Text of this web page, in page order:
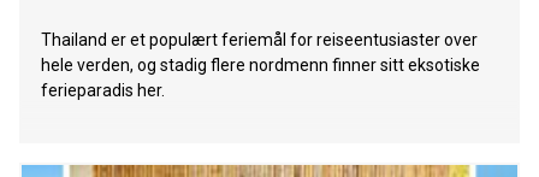
Thailand er et populært feriemål for reiseentusiaster over
hele verden, og stadig flere nordmenn finner sitt eksotiske
ferieparadis her.